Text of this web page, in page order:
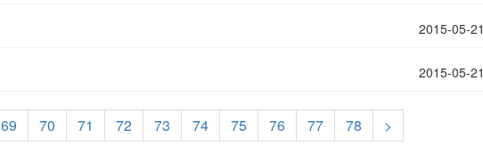
2015-05-21
2015-05-21
69 70 71 72 73 74 75 76 77 78 >